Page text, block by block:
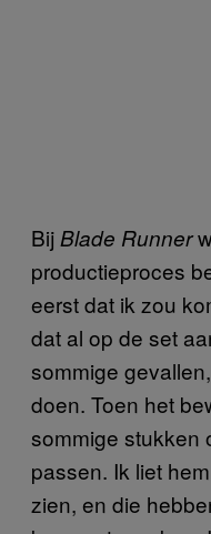
Bij Blade Runner
productieproces
eerst dat ik zou
dat al op de set
sommige
doen. Toen het
sommige stukken
passen. Ik liet
zien, en die